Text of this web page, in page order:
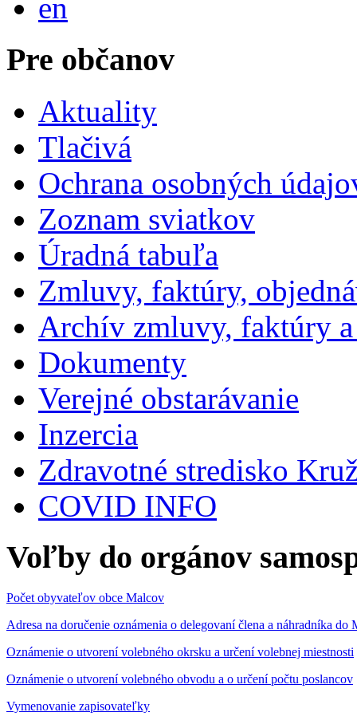
en
Pre občanov
Aktuality
Tlačivá
Ochrana osobných
Zoznam sviatkov
Úradná tabuľa
Zmluvy, faktúry,
Archív zmluvy, faktúry
Dokumenty
Verejné obstarávanie
Inzercia
Zdravotné stredisko
COVID INFO
Voľby do orgánov
Počet obyvateľov obce Malcov
Adresa na doručenie oznámenia o delegovaní člena a náhradníka
Oznámenie o utvorení volebného okrsku a určení volebnej miestnosti
Oznámenie o utvorení volebného obvodu a o určení počtu poslancov
Vymenovanie zapisovateľky